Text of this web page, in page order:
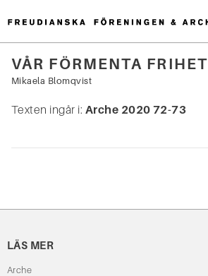
till
innehåll
Sök
VÅR FÖRMENTA FRIHET
Mikaela Blomqvist
Texten ingår i: Arche 2020 72-73
LÄS MER
Arche